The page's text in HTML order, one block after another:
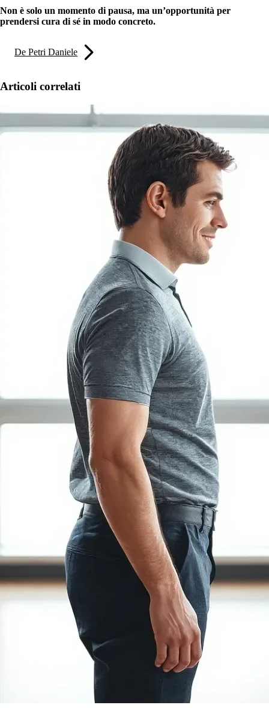
Non è solo un momento di pausa, ma un’opportunità per
prendersi cura di sé in modo concreto.
De Petri Daniele
Articoli correlati